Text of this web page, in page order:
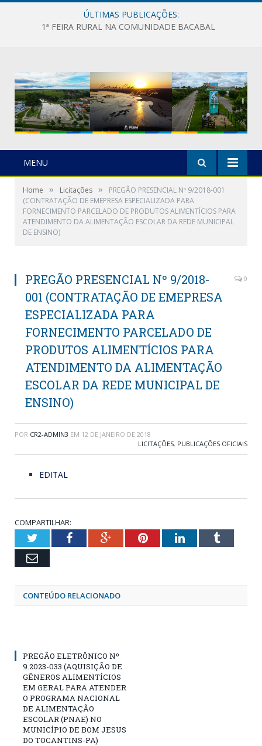
ÚLTIMAS PUBLICAÇÕES:
1ª FEIRA RURAL NA COMUNIDADE BACABAL
MENU
Home » Licitações »
PREGÃO PRESENCIAL Nº 9/2018-001
(CONTRATAÇÃO DE EMEPRESA ESPECIALIZADA PARA
FORNECIMENTO PARCELADO DE PRODUTOS ALIMENTÍCIOS PARA
ATENDIMENTO DA ALIMENTAÇÃO ESCOLAR DA REDE MUNICIPAL
DE ENSINO)
PREGÃO PRESENCIAL Nº 9/2018-
001 (CONTRATAÇÃO DE EMEPRESA
ESPECIALIZADA PARA
FORNECIMENTO PARCELADO DE
PRODUTOS ALIMENTÍCIOS PARA
ATENDIMENTO DA ALIMENTAÇÃO
ESCOLAR DA REDE MUNICIPAL DE
ENSINO)
0
POR CR2-ADMIN3 EM 12 DE JANEIRO DE 2018
LICITAÇÕES, PUBLICAÇÕES OFICIAIS
EDITAL
COMPARTILHAR:
TwitterFacebookGoogle+PinterestLinkedInTumblr
Email
CONTEÚDO RELACIONADO
PREGÃO ELETRÔNICO Nº
9.2023-033 (AQUISIÇÃO DE
GÊNEROS ALIMENTÍCIOS
EM GERAL PARA ATENDER
O PROGRAMA NACIONAL
DE ALIMENTAÇÃO
ESCOLAR (PNAE) NO
MUNICÍPIO DE BOM JESUS
DO TOCANTINS-PA)